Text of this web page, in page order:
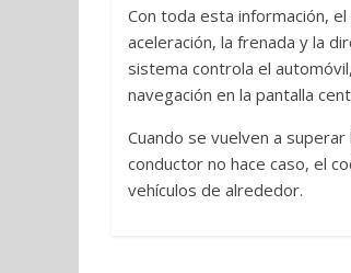
Con toda esta información,
aceleración, la frenada y la
sistema controla el
navegación en la pantalla
Cuando se vuelven a
conductor no hace caso, el
vehículos de alrededor.